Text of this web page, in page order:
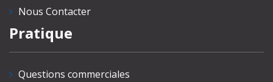
Nous Contacter
Pratique
Questions commerciales